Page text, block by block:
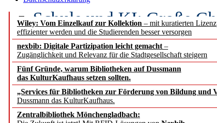
Wiley: Vom Einzelkauf zur Kollektion – mit kuratierten
effizienter werden und die Studierenden besser versorgen
nexbib: Digitale Partizipation leicht gemacht –
Zugänglichkeit und Relevanz für die Stadtgesellschaft steigern
Fünf Gründe, warum Bibliotheken auf Dussmann
das KulturKaufhaus setzen sollten.
„Services für Bibliotheken zur Förderung von Bildung und
Dussmann das KulturKaufhaus.
Zentralbibliothek Mönchengladbach:
Schule und KI: Große
Voraussetzungen
Erfolgreiches erstes
Segment Research –
angepasst